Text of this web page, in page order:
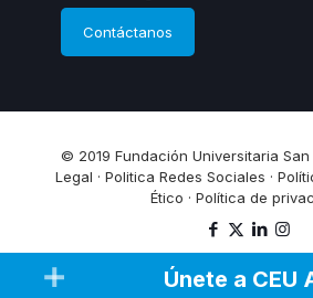
Contáctanos
© 2019 Fundación Universitaria San
Legal · Politica Redes Sociales ·
Ético · Política de
Únete a CEU